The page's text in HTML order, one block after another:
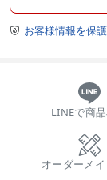
 お客様情報を保
LINEで商
オーダーメ